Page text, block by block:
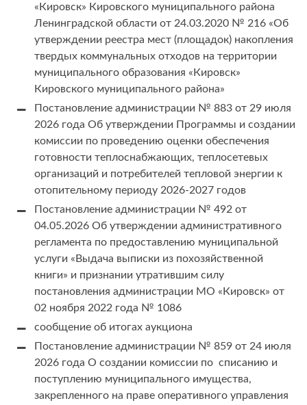
«Кировск» Кировского муниципального района
Ленинградской области от 24.03.2020 № 216 «Об
утверждении реестра мест (площадок) накопления
твердых коммунальных отходов на территории
муниципального образования «Кировск»
Кировского муниципального района»
Постановление администрации № 883 от 29 июля
2026 года Об утверждении Программы и создании
комиссии по проведению оценки обеспечения
готовности теплоснабжающих, теплосетевых
организаций и потребителей тепловой энергии к
отопительному периоду 2026-2027 годов
Постановление администрации № 492 от
04.05.2026 Об утверждении административного
регламента по предоставлению муниципальной
услуги «Выдача выписки из похозяйственной
книги» и признании утратившим силу
постановления администрации МО «Кировск» от
02 ноября 2022 года № 1086
сообщение об итогах аукциона
Постановление администрации № 859 от 24 июля
2026 года О создании комиссии по списанию и
поступлению муниципального имущества,
закрепленного на праве оперативного управления